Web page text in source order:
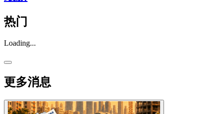
热门
Loading...
更多消息